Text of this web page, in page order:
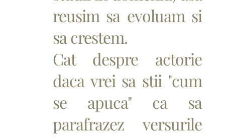
reusim sa evoluam si
sa crestem.
Cat despre actorie
daca vrei sa stii "cum
se apuca" ca sa
parafrazez versurile